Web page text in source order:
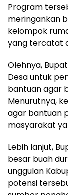
Program
meringankan
kelompok
yang tercatat
Olehnya,
Desa untuk
bantuan agar
Menurutnya,
agar bantuan
masyarakat
Lebih lanjut,
besar buah
unggulan
potensi